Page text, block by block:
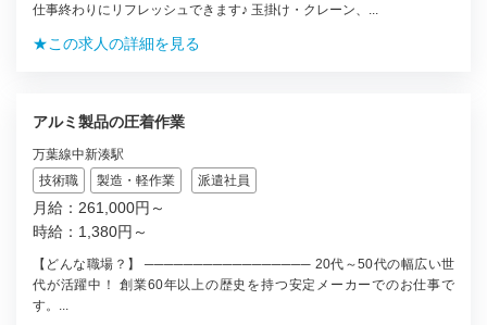
仕事終わりにリフレッシュできます♪ 玉掛け・クレーン、...
★この求人の詳細を見る
アルミ製品の圧着作業
万葉線中新湊駅
技術職
製造・軽作業 派遣社員
月給：261,000円～
時給：1,380円～
【どんな職場？】 ───────────────── 20代～50代の幅広い世
代が活躍中！ 創業60年以上の歴史を持つ安定メーカーでのお仕事で
す。...